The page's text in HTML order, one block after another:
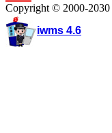
Copyright © 2000-2030
iwms 4.6